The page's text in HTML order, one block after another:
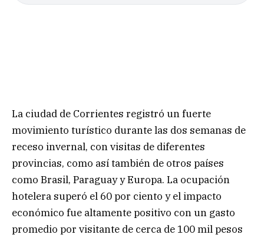
La ciudad de Corrientes registró un fuerte
movimiento turístico durante las dos semanas de
receso invernal, con visitas de diferentes
provincias, como así también de otros países
como Brasil, Paraguay y Europa. La ocupación
hotelera superó el 60 por ciento y el impacto
económico fue altamente positivo con un gasto
promedio por visitante de cerca de 100 mil pesos